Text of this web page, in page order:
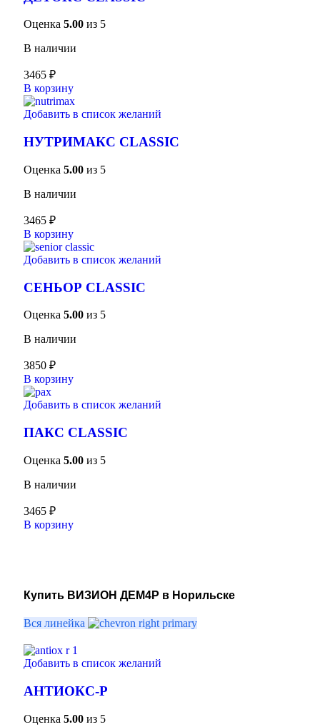
Оценка 5.00 из 5
В наличии
3465 ₽
В корзину
Добавить в список желаний
НУТРИМАКС CLASSIC
Оценка 5.00 из 5
В наличии
3465 ₽
В корзину
Добавить в список желаний
СЕНЬОР CLASSIC
Оценка 5.00 из 5
В наличии
3850 ₽
В корзину
Добавить в список желаний
ПАКС CLASSIC
Оценка 5.00 из 5
В наличии
3465 ₽
В корзину
Купить ВИЗИОН ДЕМ4Р в Норильске
Вся линейка
Добавить в список желаний
АНТИОКС-Р
Оценка 5.00 из 5